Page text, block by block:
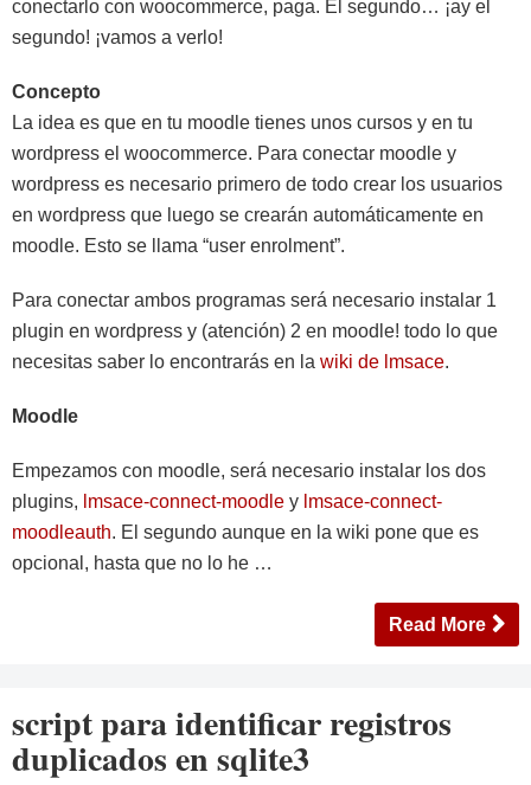
conectarlo con woocommerce, paga. El segundo… ¡ay el
segundo! ¡vamos a verlo!
Concepto
La idea es que en tu moodle tienes unos cursos y en tu
wordpress el woocommerce. Para conectar moodle y
wordpress es necesario primero de todo crear los usuarios
en wordpress que luego se crearán automáticamente en
moodle. Esto se llama “user enrolment”.
Para conectar ambos programas será necesario instalar 1
plugin en wordpress y (atención) 2 en moodle! todo lo que
necesitas saber lo encontrarás en la wiki de lmsace.
Moodle
Empezamos con moodle, será necesario instalar los dos
plugins, lmsace-connect-moodle y lmsace-connect-
moodleauth. El segundo aunque en la wiki pone que es
opcional, hasta que no lo he …
Read More
script para identificar registros
duplicados en sqlite3